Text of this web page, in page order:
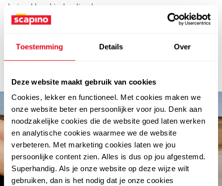
Toestemming Details Over
Deze website maakt gebruik van cookies
Cookies, lekker en functioneel. Met cookies maken we
onze website beter en persoonlijker voor jou. Denk aan
noodzakelijke cookies die de website goed laten werken
en analytische cookies waarmee we de website
verbeteren. Met marketing cookies laten we jou
persoonlijke content zien. Alles is dus op jou afgestemd.
Superhandig. Als je onze website op deze wijze wilt
gebruiken, dan is het nodig dat je onze cookies
huissokken kind online kopen
Bestel warme soksloffen voor kids online bij Scapino. Als
verzendkosten. Maar wist je dat je je aankoop gratis kan
laten bezorgen bij de dichtstbijzijnde Scapino-winkel?
bepalen wanneer je je pakketje ophaalt.